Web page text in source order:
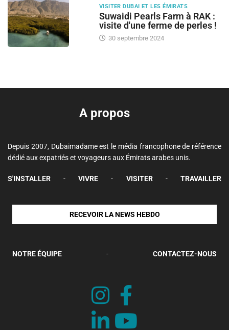
VISITER DUBAI ET LES ÉMIRATS
Suwaidi Pearls Farm à RAK :
visite d'une ferme de perles !
30 septembre 2024
A propos
Depuis 2007, Dubaimadame est le média francophone de référence
dédié aux expatriés et voyageurs aux Émirats arabes unis.
S'INSTALLER - VIVRE - VISITER - TRAVAILLER
RECEVOIR LA NEWS HEBDO
NOTRE ÉQUIPE - CONTACTEZ-NOUS